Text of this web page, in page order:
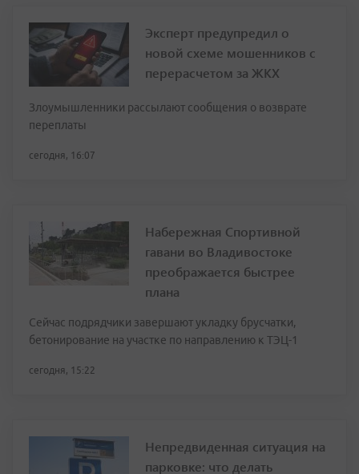
Эксперт предупредил о
новой схеме мошенников с
перерасчетом за ЖКХ
Злоумышленники рассылают сообщения о возврате
переплаты
сегодня, 16:07
Набережная Спортивной
гавани во Владивостоке
преображается быстрее
плана
Сейчас подрядчики завершают укладку брусчатки,
бетонирование на участке по направлению к ТЭЦ-1
сегодня, 15:22
Непредвиденная ситуация на
парковке: что делать